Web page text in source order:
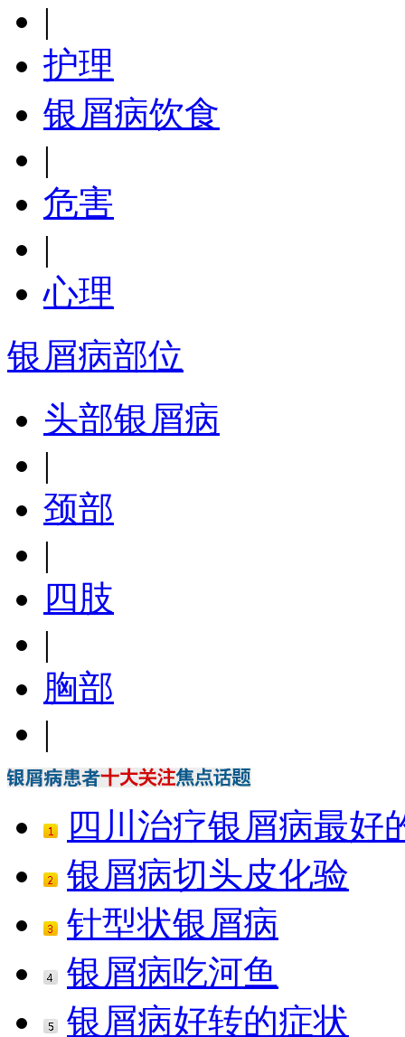
|
护理
银屑病饮食
|
危害
|
心理
银屑病部位
头部银屑病
|
颈部
|
四肢
|
胸部
|
四川治疗银屑病最好
银屑病切头皮化验
针型状银屑病
银屑病吃河鱼
银屑病好转的症状